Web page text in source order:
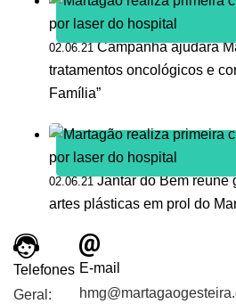
02.06.21 Campanha ajudará
tratamentos oncológicos e
Família”
02.06.21 Jantar do Bem reúne
artes plásticas em prol do
Telefones
Geral:
E-mail